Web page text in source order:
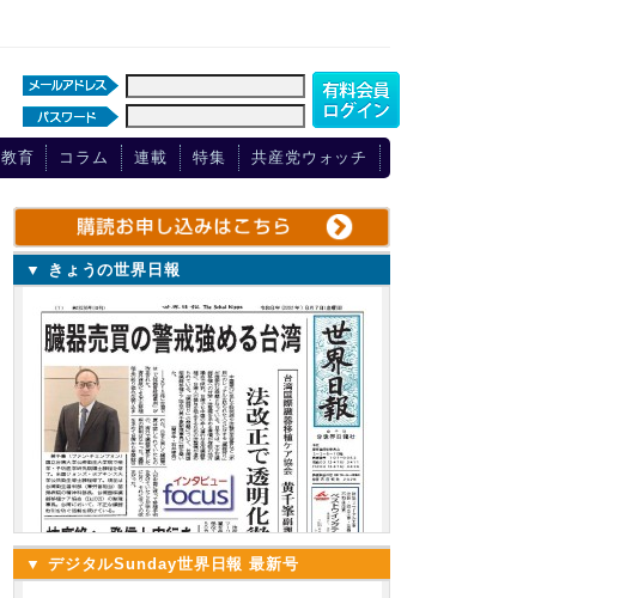
教育 コラム 連載 特集 共産党ウォッチ
▼ きょうの世界日報
▼ デジタルSunday世界日報 最新号